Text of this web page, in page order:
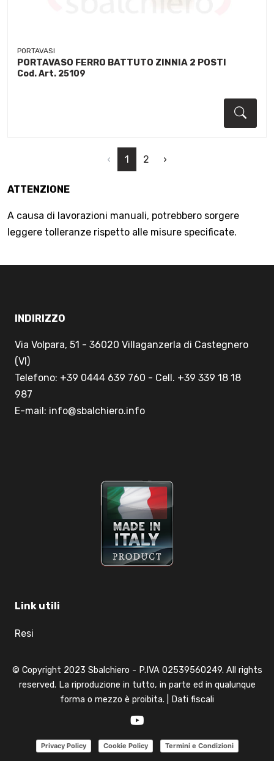
PORTAVASI
PORTAVASO FERRO BATTUTO ZINNIA 2 POSTI
Cod. Art. 25109
‹ 1 2 ›
ATTENZIONE
A causa di lavorazioni manuali, potrebbero sorgere
leggere tolleranze rispetto alle misure specificate.
INDIRIZZO
Via Volpara, 51 - 36020 Villaganzerla di Castegnero
(VI)
Telefono: +39 0444 639 760 - Cell. +39 339 18 18
987
E-mail: info@sbalchiero.info
Link utili
Resi
© Copyright 2023 Sbalchiero - P.IVA 02539560249. All rights
reserved. La riproduzione in tutto, in parte ed in qualunque
forma o mezzo è proibita. |
Dati fiscali
Privacy Policy Cookie Policy Termini e Condizioni